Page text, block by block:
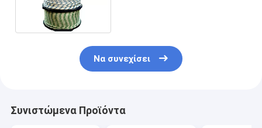
Να συνεχίσει
Συνιστώμενα Προϊόντα